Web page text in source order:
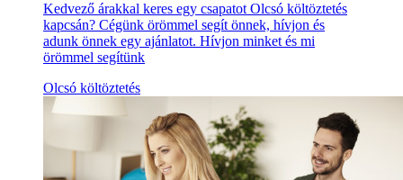
Kedvező árakkal keres egy csapatot Olcsó költöztetés
kapcsán? Cégünk örömmel segít önnek, hívjon és
adunk önnek egy ajánlatot. Hívjon minket és mi
örömmel segítünk
Olcsó költöztetés